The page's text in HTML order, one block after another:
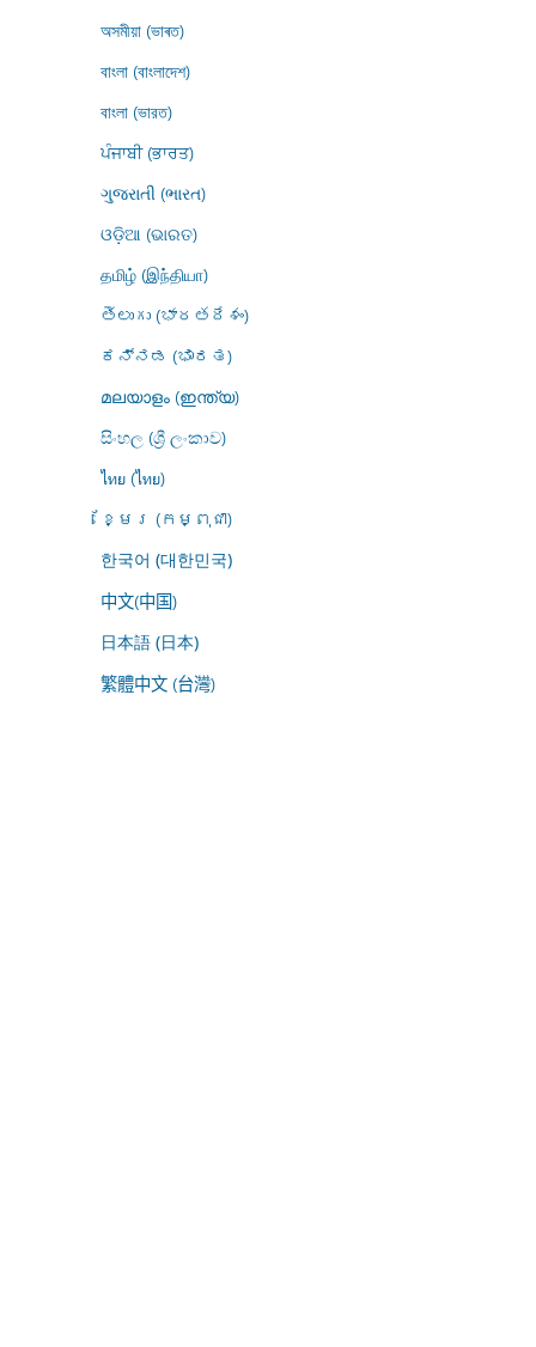
অসমীয়া (ভাৰত)
বাংলা (বাংলাদেশ)
বাংলা (ভারত)
ਪੰਜਾਬੀ (ਭਾਰਤ)
ગુજરાતી (ભારત)
ଓଡ଼ିଆ (ଭାରତ)
தமிழ் (இந்தியா)
తెలుగు (భారతదేశం)
ಕನ್ನಡ (ಭಾರತ)
മലയാളം (ഇന്ത്യ)
සිංහල (ශ්‍රී ලංකාව)
ไทย (ไทย)
ខ្មែរ (កម្ពុជា)
한국어 (대한민국)
中文(中国)
日本語 (日本)
繁體中文 (台灣)